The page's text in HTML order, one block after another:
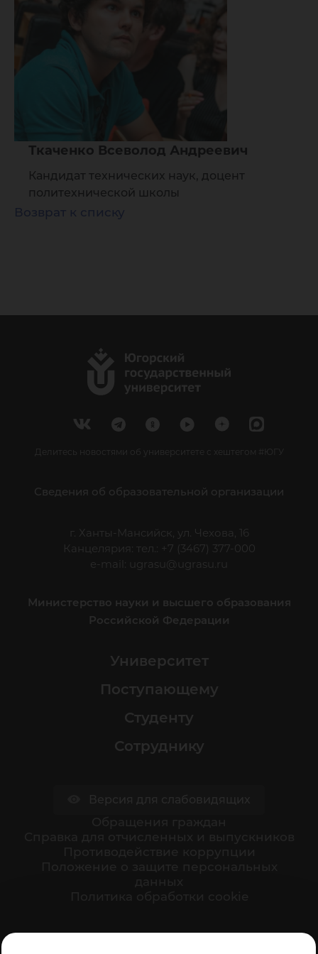
Ткаченко Всеволод Андреевич
Кандидат технических наук, доцент
политехнической школы
Возврат к списку
Делитесь новостями об университете с хештегом #ЮГУ
Сведения об образовательной организации
г. Ханты-Мансийск, ул. Чехова, 16
Канцелярия: тел.: +7 (3467) 377-000
e-mail:
ugrasu@ugrasu.ru
Министерство науки и высшего образования
Российской Федерации
Университет
Поступающему
Студенту
Сотруднику